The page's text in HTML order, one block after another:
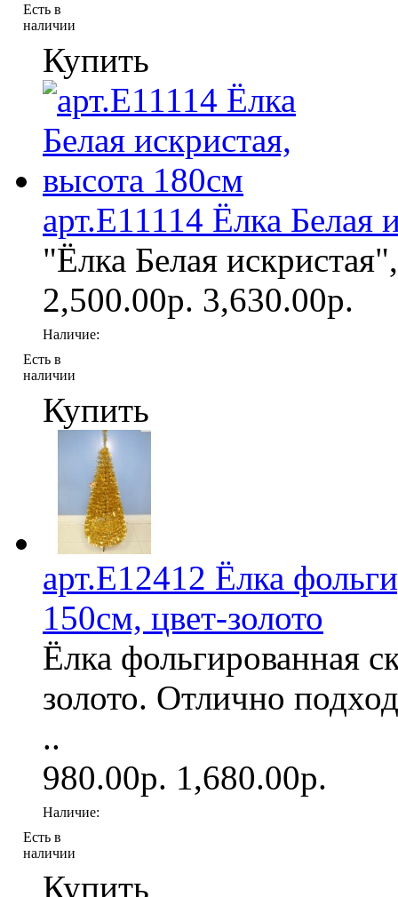
Есть в
наличии
Купить
арт.Е11114 Ёлка Белая
"Ёлка Белая
2,500.00р. 3,630.00р.
Наличие:
Есть в
наличии
Купить
арт.Е12412 Ёлка
150см, цвет-золото
Ёлка фольгированная
золото. Отлично
..
980.00р. 1,680.00р.
Наличие:
Есть в
наличии
Купить